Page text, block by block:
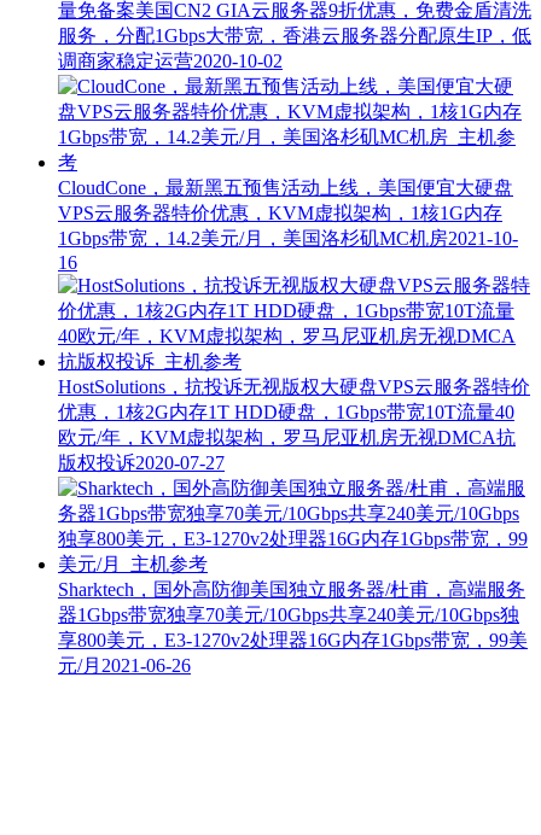
量免备案美国CN2 GIA云服务器9折优惠，免费金盾清洗
服务，分配1Gbps大带宽，香港云服务器分配原生IP，低
调商家稳定运营2020-10-02
CloudCone，最新黑五预售活动上线，美国便宜大硬盘
VPS云服务器特价优惠，KVM虚拟架构，1核1G内存
1Gbps带宽，14.2美元/月，美国洛杉矶MC机房2021-10-
16
HostSolutions，抗投诉无视版权大硬盘VPS云服务器特价
优惠，1核2G内存1T HDD硬盘，1Gbps带宽10T流量40
欧元/年，KVM虚拟架构，罗马尼亚机房无视DMCA抗
版权投诉2020-07-27
Sharktech，国外高防御美国独立服务器/杜甫，高端服务
器1Gbps带宽独享70美元/10Gbps共享240美元/10Gbps独
享800美元，E3-1270v2处理器16G内存1Gbps带宽，99美
元/月 2021-06-26